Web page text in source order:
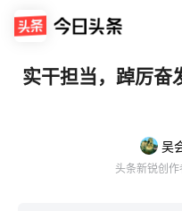
实干担当，踔厉奋
吴
头条新锐创作